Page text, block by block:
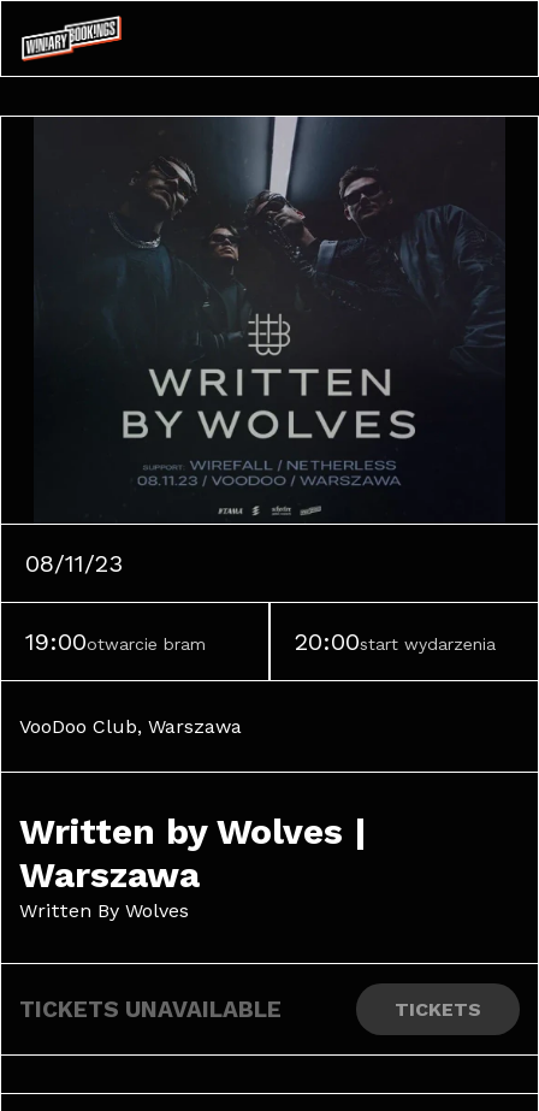
08/11/23
19:00otwarcie bram 20:00start wydarzenia
VooDoo Club, Warszawa
Written by Wolves |
Warszawa
Written By Wolves
TICKETS UNAVAILABLE TICKETS